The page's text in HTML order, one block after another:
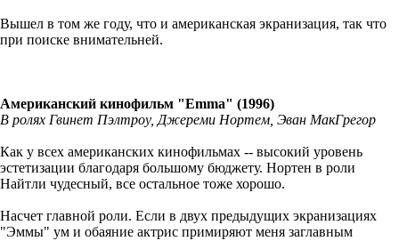
Вышел в том же году, что и американская экранизация, так что
при поиске внимательней.
Американский кинофильм "Emma" (1996)
В ролях Гвинет Пэлтроу, Джереми Нортем, Эван МакГрегор
Как у всех американских кинофильмах -- высокий уровень
эстетизации благодаря большому бюджету. Нортен в роли
Найтли чудесный, все остальное тоже хорошо.
Насчет главной роли. Если в двух предыдущих экранизациях
"Эммы" ум и обаяние актрис примиряют меня заглавным